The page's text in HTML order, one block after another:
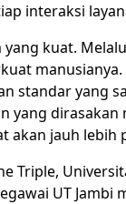
interaksi
yang kuat.
standar yang
yang dirasakan
akan jauh lebih
Triple,
UT Jambi